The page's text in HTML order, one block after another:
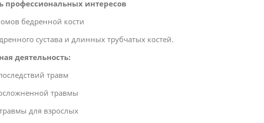
профессиональных интересов
бедренной кости
сустава и длинных трубчатых костей.
деятельность:
травм
травмы
для взрослых